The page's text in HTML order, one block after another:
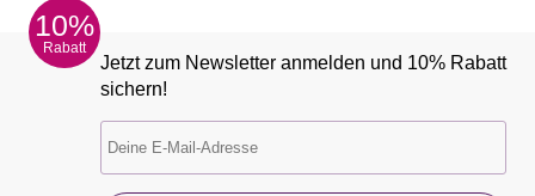
10%
Rabatt
Jetzt zum Newsletter anmelden und 10% Rabatt
sichern!